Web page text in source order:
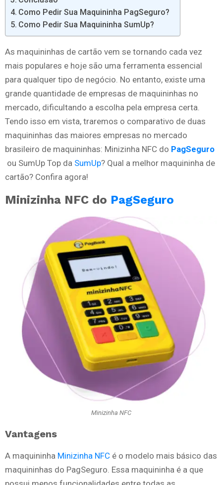
Como Pedir Sua Maquininha PagSeguro?
Como Pedir Sua Maquininha SumUp?
As maquininhas de cartão vem se tornando cada vez
mais populares e hoje são uma ferramenta essencial
para qualquer tipo de negócio. No entanto, existe uma
grande quantidade de empresas de maquininhas no
mercado, dificultando a escolha pela empresa certa.
Tendo isso em vista, traremos o comparativo de duas
maquininhas das maiores empresas no mercado
brasileiro de maquininhas: Minizinha NFC do PagSeguro
ou SumUp Top da SumUp? Qual a melhor maquininha de
cartão? Confira agora!
Minizinha NFC do PagSeguro
Minizinha NFC
Vantagens
A maquininha Minizinha NFC é o modelo mais básico das
maquininhas do PagSeguro. Essa maquininha é a que